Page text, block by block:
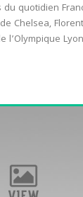
quotidien
Chelsea,
l’Olympique